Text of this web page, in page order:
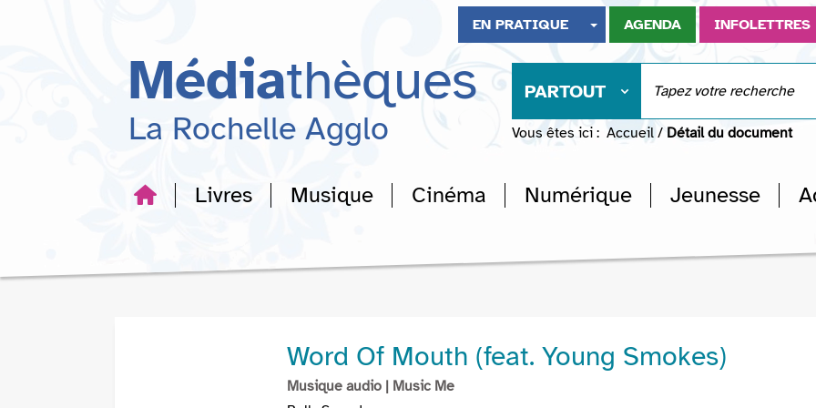
recherche
EN PRATIQUE AGENDA INFOLETTRES
Médiathèques
La Rochelle Agglo
PARTOUT
Vous êtes ici : Accueil / Détail du document
Livres Musique Cinéma Numérique Jeunesse
Word Of Mouth (feat. Young Smokes)
Musique audio | Music Me